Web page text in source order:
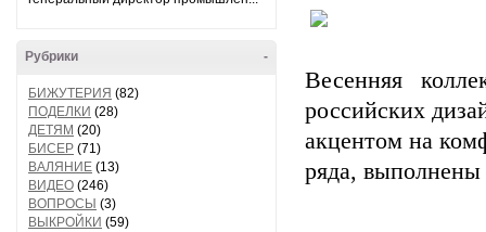
-
Рубрики
БИЖУТЕРИЯ (82)
ПОДЕЛКИ (28)
ДЕТЯМ (20)
БИСЕР (71)
ВАЛЯНИЕ (13)
ВИДЕО (246)
ВОПРОСЫ (3)
ВЫКРОЙКИ (59)
Весенняя
российских
акцентом на
ряда, выполнены